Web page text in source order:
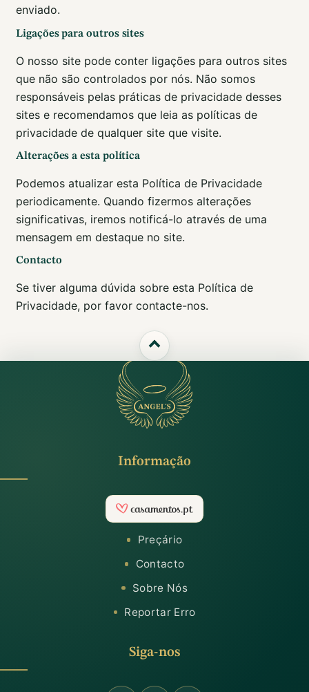
enviado.
Ligações para outros sites
O nosso site pode conter ligações para outros sites
que não são controlados por nós. Não somos
responsáveis pelas práticas de privacidade desses
sites e recomendamos que leia as políticas de
privacidade de qualquer site que visite.
Alterações a esta política
Podemos atualizar esta Política de Privacidade
periodicamente. Quando fizermos alterações
significativas, iremos notificá-lo através de uma
mensagem em destaque no site.
Contacto
Se tiver alguma dúvida sobre esta Política de
Privacidade, por favor contacte-nos.
Informação
Preçário
Contacto
Sobre Nós
Reportar Erro
Siga-nos